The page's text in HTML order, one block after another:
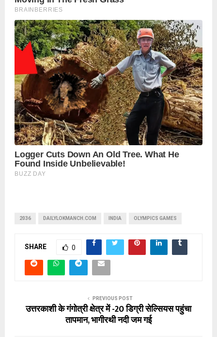
2036 DAILYLOKMANCH.COM INDIA OLYMPICS GAMES
SHARE 0
PREVIOUS POST
उत्तरकाशी के गंगोत्री क्षेत्र में -20 डिग्री सेल्सियस पहुंचा
तापमान, भागीरथी नदी जम गई